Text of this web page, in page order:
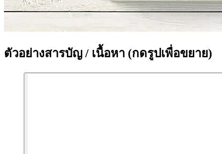
ตัวอย่างสารบัญ / เนื้อหา (กดรูปเพื่อขยาย)